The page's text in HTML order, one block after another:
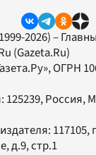
2026) –
(Gazeta.Ru)
, ОГРН
125239, Россия,
117105,
д.9, стр.1